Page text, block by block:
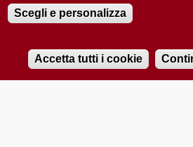
Audio
Registrazione presso il Tribunale di Padova n.
2012
Scegli e personalizza
Accetta tutti i cookie